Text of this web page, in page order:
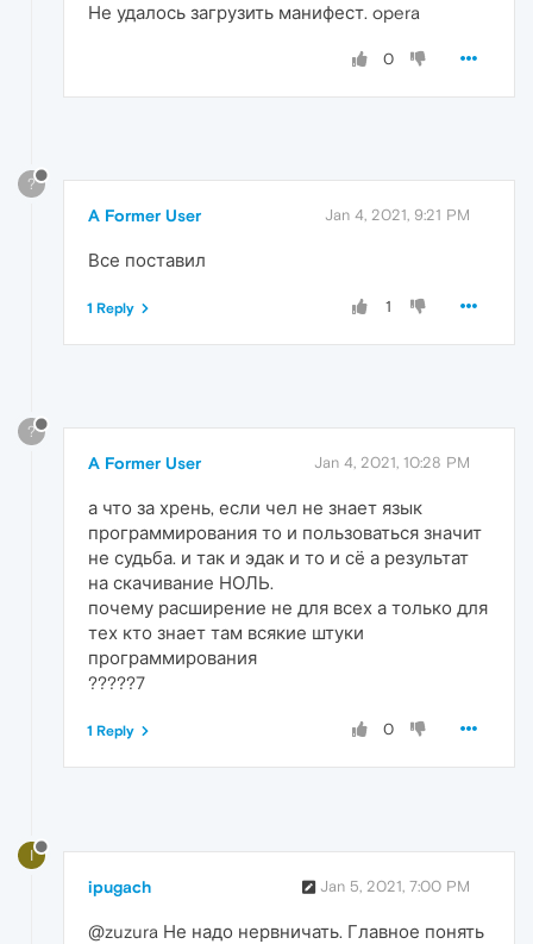
Не удалось загрузить манифест. opera
0
?
A Former User Jan 4, 2021, 9:21 PM
Все поставил
1
1 Reply
?
A Former User Jan 4, 2021, 10:28 PM
а что за хрень, если чел не знает язык
программирования то и пользоваться значит
не судьба. и так и эдак и то и сё а результат
на скачивание НОЛЬ.
почему расширение не для всех а только для
тех кто знает там всякие штуки
программирования
?????7
0
1 Reply
I
ipugach Jan 5, 2021, 7:00 PM
@zuzura Не надо нервничать. Главное понять